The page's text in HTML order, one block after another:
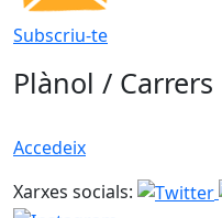
Subscriu-te
Plànol / Carrers
Accedeix
Xarxes socials: